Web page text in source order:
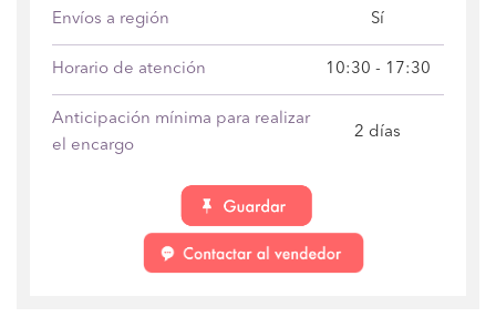
Envíos a región Sí
Horario de atención 10:30 - 17:30
Anticipación mínima para realizar
el encargo
2 días